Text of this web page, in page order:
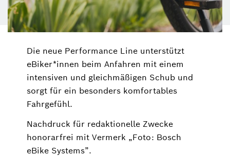
Die neue Performance Line unterstützt
eBiker*innen beim Anfahren mit einem
intensiven und gleichmäßigen Schub und
sorgt für ein besonders komfortables
Fahrgefühl.
Nachdruck für redaktionelle Zwecke
honorarfrei mit Vermerk „Foto: Bosch
eBike Systems”.